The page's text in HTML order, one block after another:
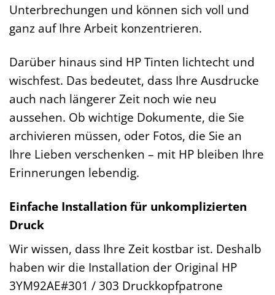
Unterbrechungen und können sich voll und
ganz auf Ihre Arbeit konzentrieren.
Darüber hinaus sind HP Tinten lichtecht und
wischfest. Das bedeutet, dass Ihre Ausdrucke
auch nach längerer Zeit noch wie neu
aussehen. Ob wichtige Dokumente, die Sie
archivieren müssen, oder Fotos, die Sie an
Ihre Lieben verschenken – mit HP bleiben Ihre
Erinnerungen lebendig.
Einfache Installation für unkomplizierten
Druck
Wir wissen, dass Ihre Zeit kostbar ist. Deshalb
haben wir die Installation der Original HP
3YM92AE#301 / 303 Druckkopfpatrone